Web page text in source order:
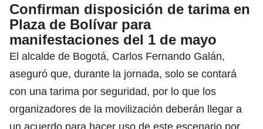
Confirman disposición de tarima en
Plaza de Bolívar para
manifestaciones del 1 de mayo
El alcalde de Bogotá, Carlos Fernando Galán,
aseguró que, durante la jornada, solo se contará
con una tarima por seguridad, por lo que los
organizadores de la movilización deberán llegar a
un acuerdo para hacer uso de este escenario por